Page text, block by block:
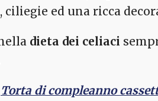
ciliegie ed una ricca
dieta dei celiaci
Torta di compleanno